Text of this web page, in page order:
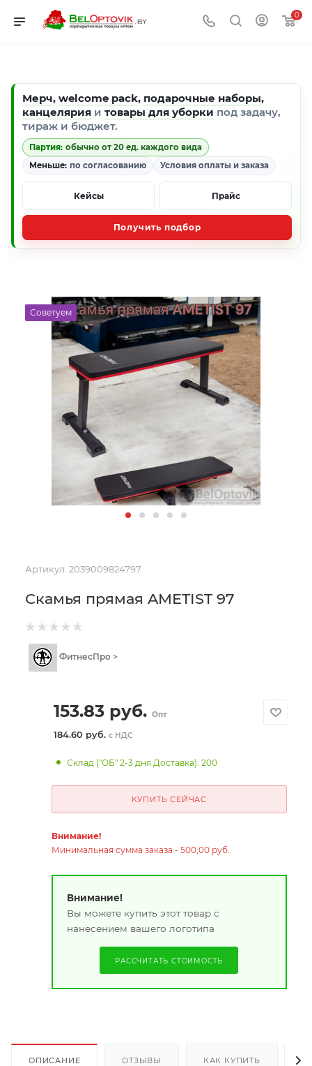
0
Мерч, welcome pack, подарочные наборы,
канцелярия и товары для уборки под задачу,
тираж и бюджет.
Партия: обычно от 20 ед. каждого вида
Меньше: по согласованию Условия оплаты и заказа
Кейсы Прайс
Получить подбор
Советуем
Артикул: 2039009824797
Скамья прямая AMETIST 97
ФитнесПро >
153.83руб. Опт
184.60 руб. с НДС
Склад ("ОБ" 2-3 дня Доставка): 200
КУПИТЬ СЕЙЧАС
Внимание!
Минимальная сумма заказа - 500,00 руб.
Внимание!
Вы можете купить этот товар с
нанесением вашего логотипа
РАССЧИТАТЬ СТОИМОСТЬ
ОПИСАНИЕ ОТЗЫВЫ КАК КУПИТЬ